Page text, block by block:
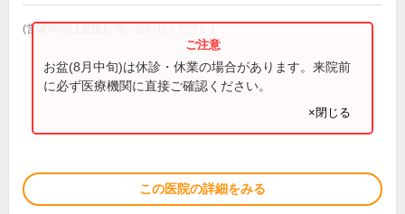
(営業時間は直接お問い合わせください)
お盆(8月中旬)は休診・休業の場合があります。来院前
に必ず医療機関に直接ご確認ください。
×閉じる
この医院の詳細をみる